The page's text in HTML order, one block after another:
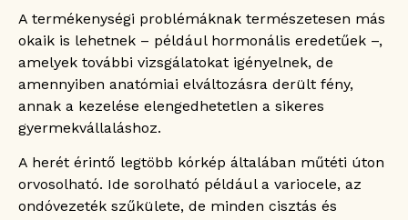
A termékenységi problémáknak természetesen más
okaik is lehetnek – például hormonális eredetűek –,
amelyek további vizsgálatokat igényelnek, de
amennyiben anatómiai elváltozásra derült fény,
annak a kezelése elengedhetetlen a sikeres
gyermekvállaláshoz.
A herét érintő legtöbb kórkép általában műtéti úton
orvosolható. Ide sorolható például a variocele, az
ondóvezeték szűkülete, de minden cisztás és